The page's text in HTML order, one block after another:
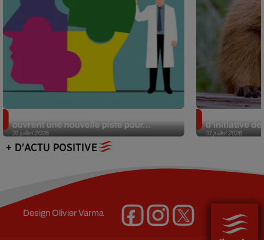
31 juillet 2026
ouvrent une nouvelle piste pour...
31 juillet 2026
d’initiative
+ D'ACTU POSITIVE
DesignOlivier Varma